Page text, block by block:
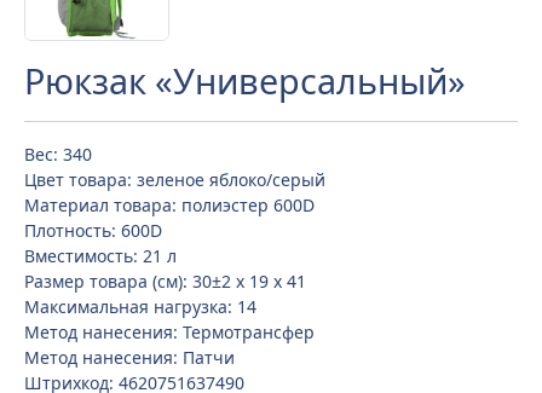
Рюкзак «Универсальный»
Вес: 340
Цвет товара: зеленое яблоко/серый
Материал товара: полиэстер 600D
Плотность: 600D
Вместимость: 21 л
Размер товара (см): 30±2 х 19 х 41
Максимальная нагрузка: 14
Метод нанесения: Термотрансфер
Метод нанесения: Патчи
Штрихкод: 4620751637490